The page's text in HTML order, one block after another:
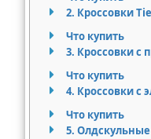
Бодибилдинг
Конный спорт
Экстримальный
Футбол
Сотрудничество
Размещение рекламы
Для
Условия
2. Кроссовки
Что купить
3. Кроссовки с
Что купить
4. Кроссовки с
Что купить
5.